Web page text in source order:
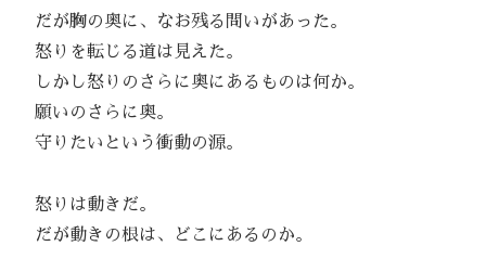
だが胸の奥に、なお残る問いがあった。
怒りを転じる道は見えた。
しかし怒りのさらに奥にあるものは何か。
願いのさらに奥。
守りたいという衝動の源。
怒りは動きだ。
だが動きの根は、どこにあるのか。